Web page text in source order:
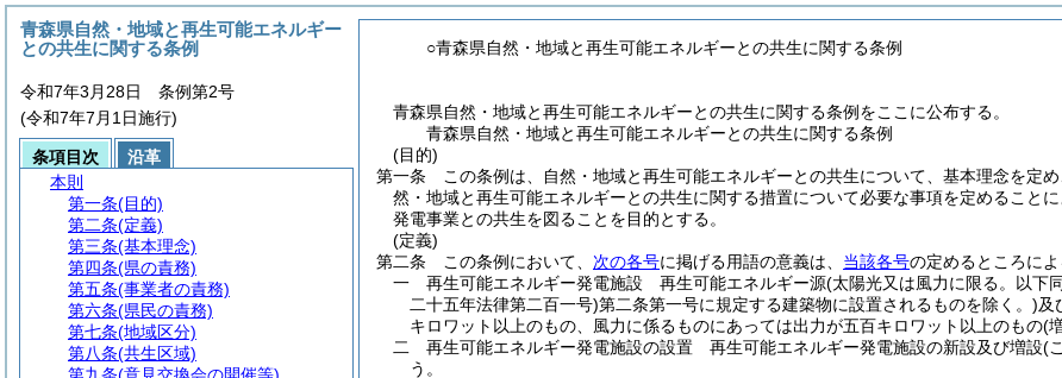
○青森県自然・地域と再生可能エネルギーとの共生に関する条例
青森県自然・地域と再生可能エネルギーとの共生に関する条例をここに公布する。
青森県自然・地域と再生可能エネルギーとの共生に関する条例
(目的)
第一条
この条例は、自然・地域と再生可能エネルギーとの共生について、基本理念を定
然・地域と再生可能エネルギーとの共生に関する措置について必要な事項を定めること
発電事業との共生を図ることを目的とする。
(定義)
第二条
この条例において、 次の各号に掲げる用語の意義は、 当該各号の定めるところによ
一
再生可能エネルギー発電施設 再生可能エネルギー源(太陽光又は風力に限る。以下
二十五年法律第二百一号)第二条第一号に規定する建築物に設置されるものを除く。)及
キロワット以上のもの、風力に係るものにあっては出力が五百キロワット以上のもの(
二
再生可能エネルギー発電施設の設置 再生可能エネルギー発電施設の新設及び増設(
う。
青森県自然・地域と再生可能エネルギー
との共生に関する条例
令和7年3月28日 条例第2号
(令和7年7月1日施行)
条項目次
沿革
本則
第一条(目的)
第二条(定義)
第三条(基本理念)
第四条(県の責務)
第五条(事業者の責務)
第六条(県民の責務)
第七条(地域区分)
第八条(共生区域)